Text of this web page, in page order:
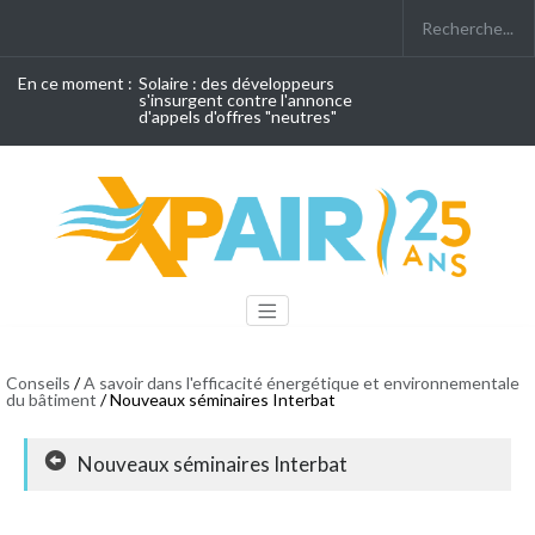
En ce moment : Solaire : des développeurs
s'insurgent contre l'annonce
d'appels d'offres "neutres"
Conseils /A savoir dans l'efficacité énergétique et environnementale
du bâtiment / Nouveaux séminaires Interbat
Nouveaux séminaires Interbat